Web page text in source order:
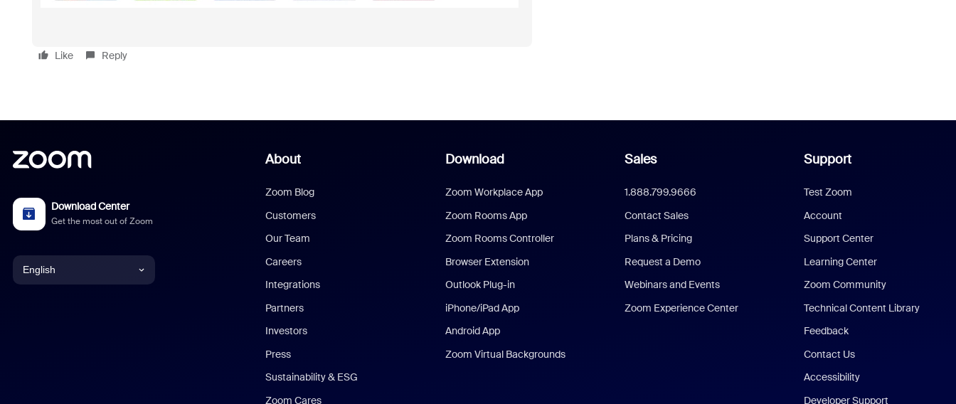
Like Reply
Download Center
Get the most out of Zoom
English
About
Zoom Blog
Customers
Our Team
Careers
Integrations
Partners
Investors
Press
Sustainability & ESG
Zoom Cares
Download
Zoom Workplace App
Zoom Rooms App
Zoom Rooms Controller
Browser Extension
Outlook Plug-in
iPhone/iPad App
Android App
Zoom Virtual Backgrounds
Sales
1.888.799.9666
Contact Sales
Plans & Pricing
Request a Demo
Webinars and Events
Zoom Experience Center
Support
Test Zoom
Account
Support Center
Learning Center
Zoom Community
Technical Content Library
Feedback
Contact Us
Accessibility
Developer Support